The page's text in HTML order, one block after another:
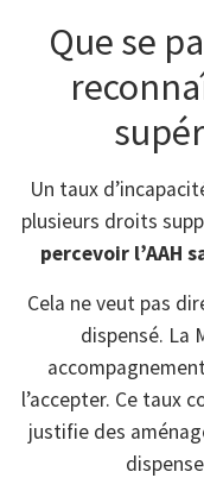
Que se
Un taux
plusieurs droits
percevoir l’AAH
Cela ne veut pas
dispensé. La
l’accepter. Ce taux
justifie des